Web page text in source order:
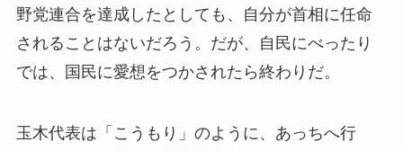
野党連合を達成したとしても、自分が首相に任命
されることはないだろう。だが、自民にべったり
では、国民に愛想をつかされたら終わりだ。
玉木代表は「こうもり」のように、あっちへ行